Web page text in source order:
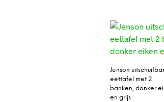
Jenson
eettafel met 2
banken, donker
en grijs